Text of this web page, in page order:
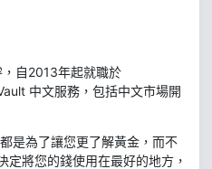
自2013年起就職於
中文服務，包括中文市場開
是為了讓您更了解黃金，而不
定將您的錢使用在最好的地方，